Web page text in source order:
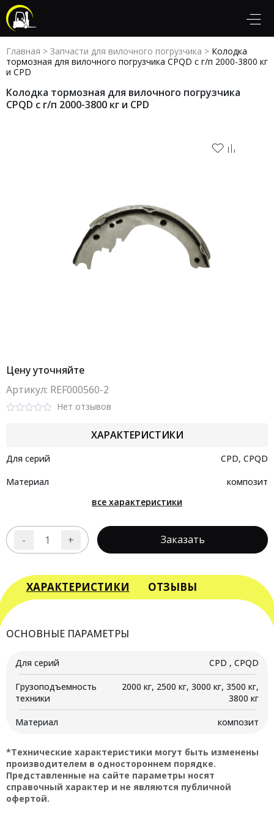
Главная > Запчасти для вилочного погрузчика > Колодка
тормозная для вилочного погрузчика CPQD с г/п 2000-3800 кг
и CPD
Колодка тормозная для вилочного погрузчика
CPQD с г/п 2000-3800 кг и CPD
Цену уточняйте
Aртикул: REF000560-2
5
Нет отзывов
ХАРАКТЕРИСТИКИ
Для серий
CPD, CPQD
Материал
композит
все характеристики
-
Количество
Колодка
тормозная
для
CPQD
г/
2000-
3800
кг
CPD
+ Заказать
ХАРАКТЕРИСТИКИ ОТЗЫВЫ
ОСНОВНЫЕ ПАРАМЕТРЫ
Для серий CPD , CPQD
Грузоподъемность
техники
2000 кг, 2500 кг, 3000 кг, 3500 кг,
3800 кг
Материал композит
*Технические характеристики могут быть изменены
производителем в одностороннем порядке.
Представленные на сайте параметры носят
справочный характер и не являются публичной
офертой.